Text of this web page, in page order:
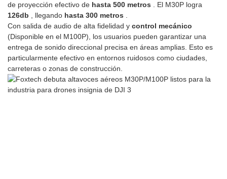
de proyección efectivo de hasta 500 metros . El M30P logra
126db , llegando hasta 300 metros .
Con salida de audio de alta fidelidad y control mecánico
(Disponible en el M100P), los usuarios pueden garantizar una
entrega de sonido direccional precisa en áreas amplias. Esto es
particularmente efectivo en entornos ruidosos como ciudades,
carreteras o zonas de construcción.